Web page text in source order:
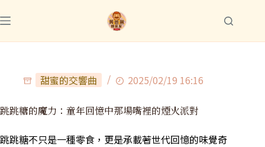
甜蜜的交響曲 2025/02/19 16:16
跳跳糖的魔力：童年回憶中那場嘴裡的煙火派對
跳跳糖不只是一種零食，更是承載著世代回憶的味覺奇